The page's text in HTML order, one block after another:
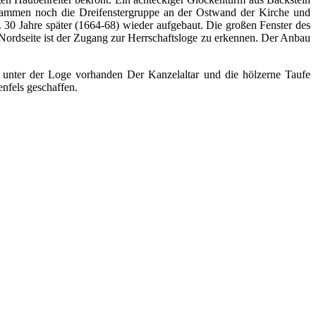
noch die Dreifenstergruppe an der Ostwand der Kirche und
Jahre später (1664-68) wieder aufgebaut. Die großen Fenster des
ist der Zugang zur Herrschaftsloge zu erkennen. Der Anbau
der Loge vorhanden Der Kanzelaltar und die hölzerne Taufe
geschaffen.